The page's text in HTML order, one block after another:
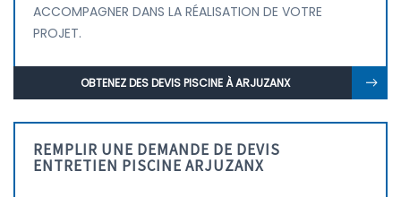
ACCOMPAGNER DANS LA RÉALISATION DE VOTRE
PROJET.
OBTENEZ DES DEVIS PISCINE À ARJUZANX
REMPLIR UNE DEMANDE DE DEVIS
ENTRETIEN PISCINE ARJUZANX